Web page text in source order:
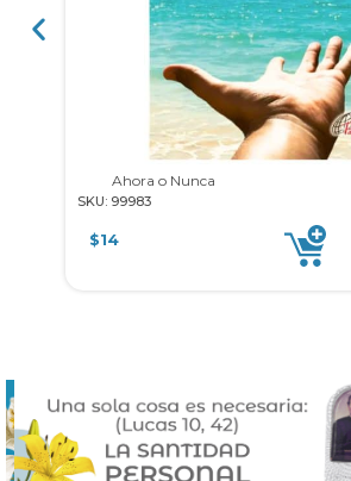
Ahora o Nunca
SKU: 99983
$14